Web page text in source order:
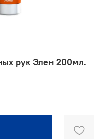
рук Элен 200мл.